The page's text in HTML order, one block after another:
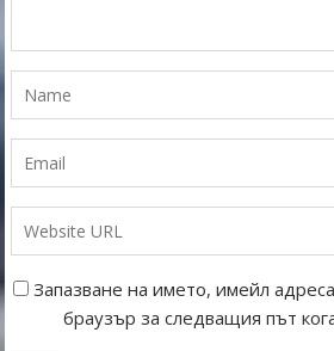
Запазване на името, имейл
браузър за следващия път